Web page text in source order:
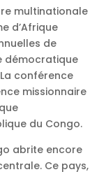
multinationale
d’Afrique
de
démocratique
conférence
missionnaire
du Congo.
abrite encore
Ce pays,